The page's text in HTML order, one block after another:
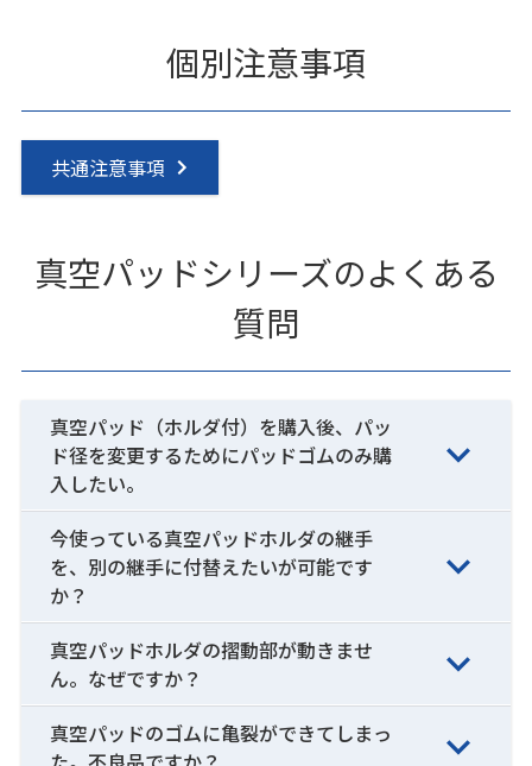
個別注意事項
共通注意事項
真空パッドシリーズのよくある
質問
真空パッド（ホルダ付）を購入後、パッ
ド径を変更するためにパッドゴムのみ購
入したい。
今使っている真空パッドホルダの継手
を、別の継手に付替えたいが可能です
か？
真空パッドホルダの摺動部が動きませ
ん。なぜですか？
真空パッドのゴムに亀裂ができてしまっ